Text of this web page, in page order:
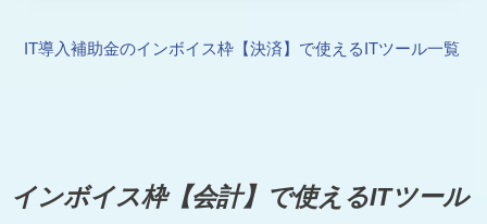
IT導入補助金のインボイス枠【決済】で使えるITツール一覧
インボイス枠【会計】で使えるITツール